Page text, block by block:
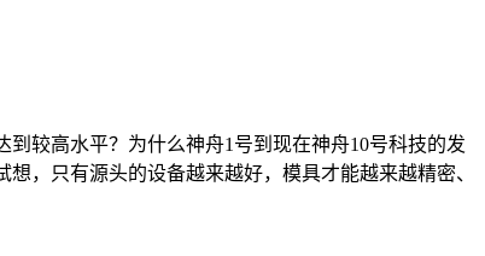
较高水平？为什么神舟1号到现在神舟10号科技的发
，只有源头的设备越来越好，模具才能越来越精密、